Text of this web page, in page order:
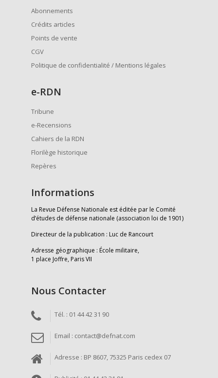
Abonnements
Crédits articles
Points de vente
CGV
Politique de confidentialité / Mentions légales
e-RDN
Tribune
e-Recensions
Cahiers de la RDN
Florilège historique
Repères
Informations
La Revue Défense Nationale est éditée par le Comité
d’études de défense nationale (association loi de 1901)
Directeur de la publication : Luc de Rancourt
Adresse géographique : École militaire,
1 place Joffre, Paris VII
Nous Contacter
Tél. : 01 44 42 31 90
Email : contact@defnat.com
Adresse : BP 8607, 75325 Paris cedex 07